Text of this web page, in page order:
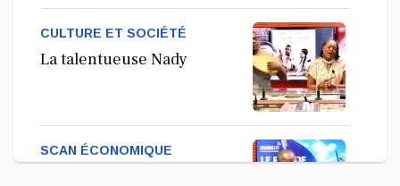
Cour'an
CULTURE ET SOCIÉTÉ
La talentueuse Nady
SCAN ÉCONOMIQUE